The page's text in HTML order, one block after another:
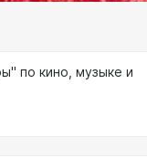
по кино, музыке и